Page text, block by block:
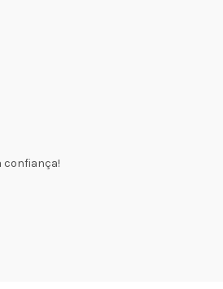
confiança!